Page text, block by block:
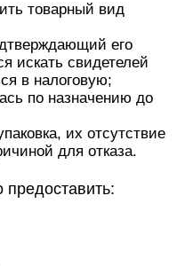
товарный вид
его
искать свидетелей
в налоговую;
по назначению до
их отсутствие
для отказа.